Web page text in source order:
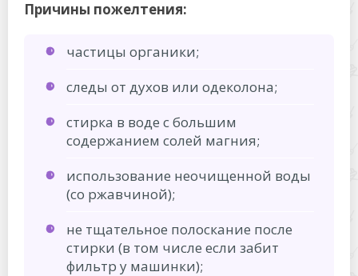
Причины пожелтения:
частицы органики;
следы от духов или одеколона;
стирка в воде с большим
содержанием солей магния;
использование неочищенной воды
(со ржавчиной);
не тщательное полоскание после
стирки (в том числе если забит
фильтр у машинки);